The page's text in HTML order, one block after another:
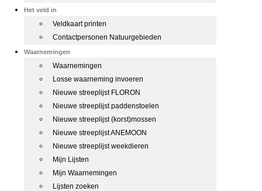
Het veld in
Veldkaart printen
Contactpersonen Natuurgebieden
Waarnemingen
Waarnemingen
Losse waarneming invoeren
Nieuwe streeplijst FLORON
Nieuwe streeplijst paddenstoelen
Nieuwe streeplijst (korst)mossen
Nieuwe streeplijst ANEMOON
Nieuwe streeplijst weekdieren
Mijn Lijsten
Mijn Waarnemingen
Lijsten zoeken